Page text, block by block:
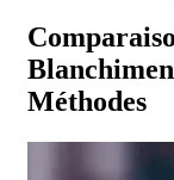
Méthodes